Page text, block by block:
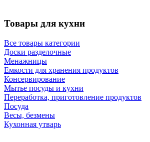
Товары для кухни
Все товары категории
Доски разделочные
Менажницы
Емкости для хранения продуктов
Консервирование
Мытье посуды и кухни
Переработка, приготовление продуктов
Посуда
Весы, безмены
Кухонная утварь